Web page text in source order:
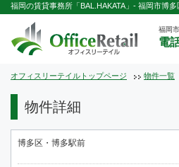
福岡の賃貸事務所「BAL.HAKATA」- 福岡市博
福岡
電
オフィスリーテイルトップページ 物件一覧
物件詳細
博多区・博多駅前